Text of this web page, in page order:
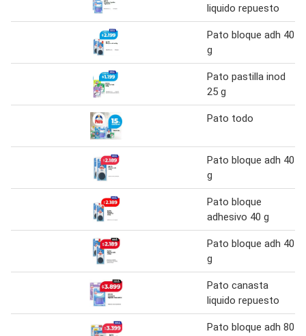
liquido repuesto
Pato bloque adh 40
g
Pato pastilla inod
25 g
Pato todo
Pato bloque adh 40
g
Pato bloque
adhesivo 40 g
Pato bloque adh 40
g
Pato canasta
liquido repuesto
Pato bloque adh 80